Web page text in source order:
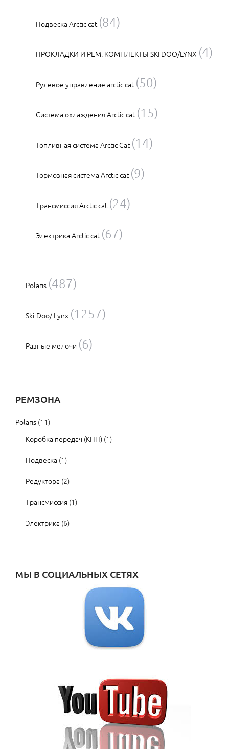
Подвеска Arctic cat (84)
ПРОКЛАДКИ И РЕМ. КОМПЛЕКТЫ SKI DOO/LYNX (4)
Рулевое управление arctic cat (50)
Система охлаждения Arctic cat (15)
Топливная система Arctic Cat (14)
Тормозная система Arctic cat (9)
Трансмиссия Arctic cat (24)
Электрика Arctic cat (67)
Polaris (487)
Ski-Doo/ Lynx (1257)
Разные мелочи (6)
РЕМЗОНА
Polaris (11)
Коробка передач (КПП) (1)
Подвеска (1)
Редуктора (2)
Трансмиссия (1)
Электрика (6)
МЫ В СОЦИАЛЬНЫХ СЕТЯХ